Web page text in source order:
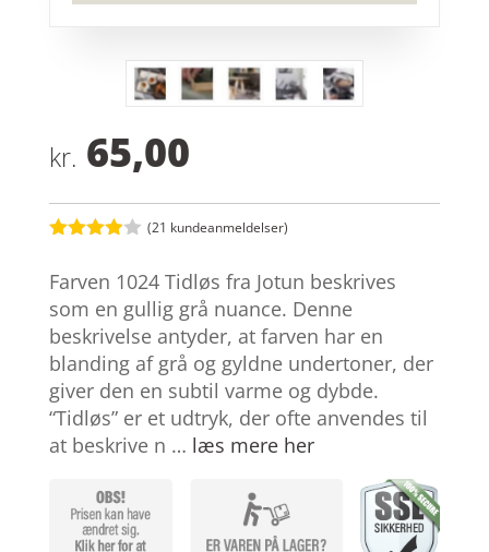
kr. 65,00
ud af 5
baseret
på
kundebed
ømmelse
r
(21 kundeanmeldelser)
Farven 1024 Tidløs fra Jotun beskrives
som en gullig grå nuance. Denne
beskrivelse antyder, at farven har en
blanding af grå og gyldne undertoner, der
giver den en subtil varme og dybde.
“Tidløs” er et udtryk, der ofte anvendes til
at beskrive n … læs mere her